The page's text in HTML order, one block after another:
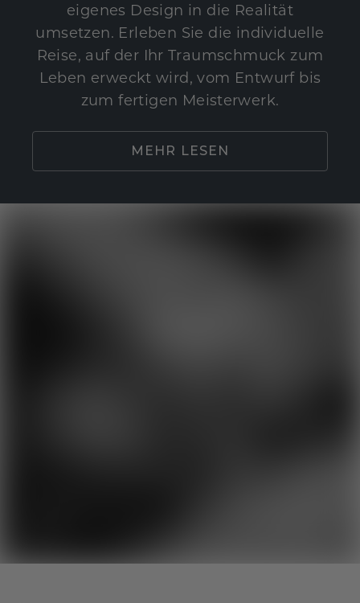
eigenes Design in die Realität
umsetzen. Erleben Sie die individuelle
Reise, auf der Ihr Traumschmuck zum
Leben erweckt wird, vom Entwurf bis
zum fertigen Meisterwerk.
MEHR LESEN